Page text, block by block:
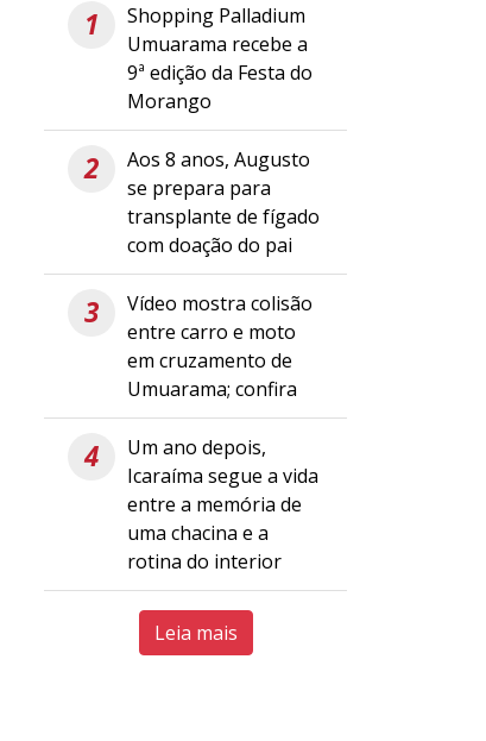
1
Shopping Palladium
Umuarama recebe a
9ª edição da Festa do
Morango
2
Aos 8 anos, Augusto
se prepara para
transplante de fígado
com doação do pai
3
Vídeo mostra colisão
entre carro e moto
em cruzamento de
Umuarama; confira
4
Um ano depois,
Icaraíma segue a vida
entre a memória de
uma chacina e a
rotina do interior
Leia mais